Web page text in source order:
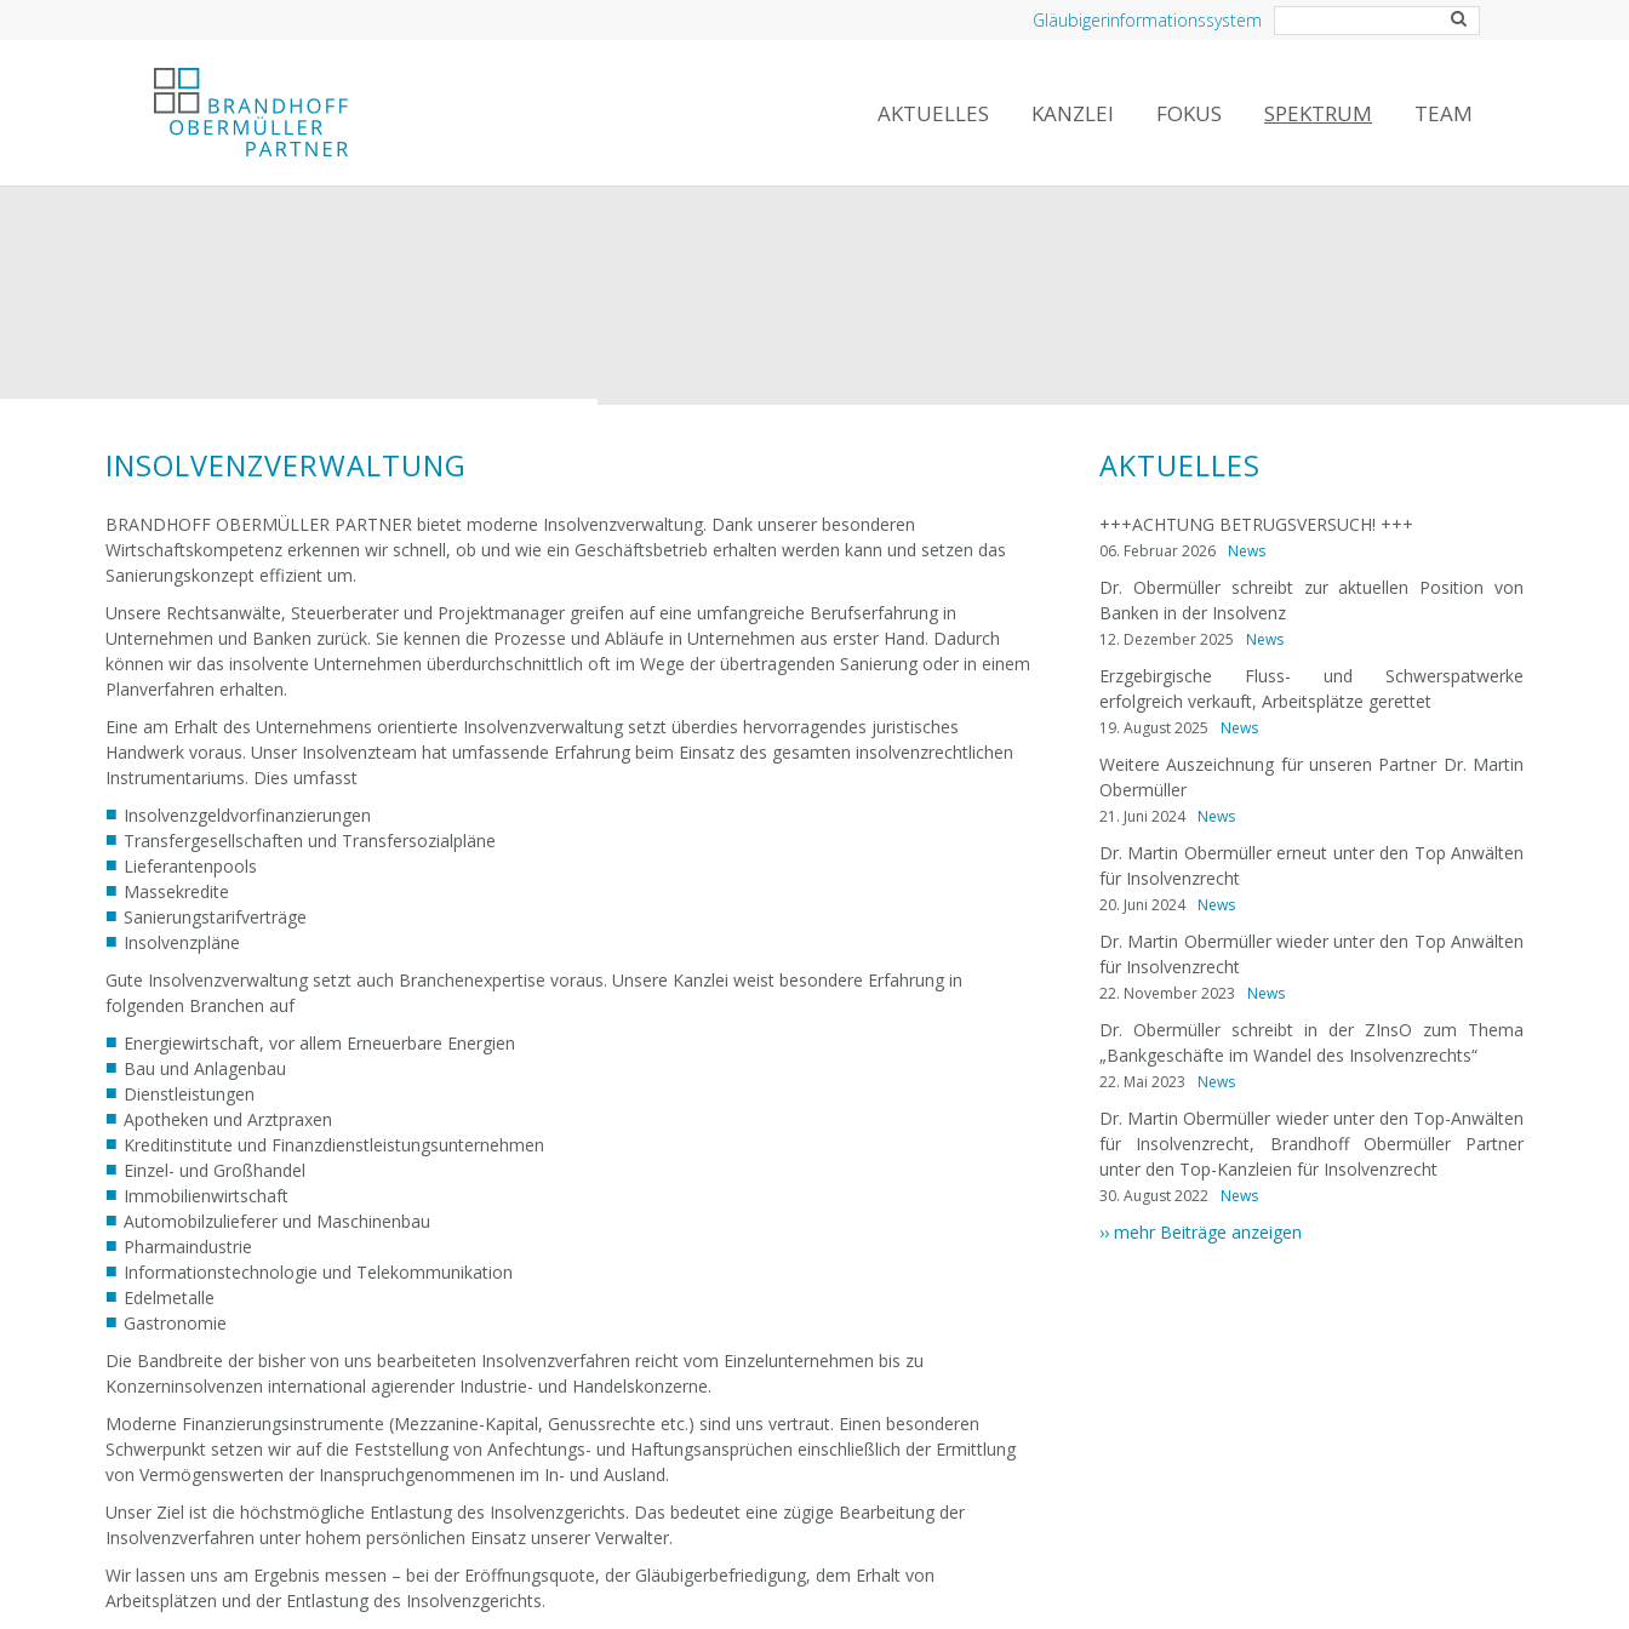
Gläubigerinformationssystem
AKTUELLES KANZLEI FOKUS SPEKTRUM TEAM
INSOLVENZVERWALTUNG
BRANDHOFF OBERMÜLLER PARTNER bietet moderne Insolvenzverwaltung. Dank unserer besonderen
Wirtschaftskompetenz erkennen wir schnell, ob und wie ein Geschäftsbetrieb erhalten werden kann und setzen das
Sanierungskonzept effizient um.
Unsere Rechtsanwälte, Steuerberater und Projektmanager greifen auf eine umfangreiche Berufserfahrung in
Unternehmen und Banken zurück. Sie kennen die Prozesse und Abläufe in Unternehmen aus erster Hand. Dadurch
können wir das insolvente Unternehmen überdurchschnittlich oft im Wege der übertragenden Sanierung oder in einem
Planverfahren erhalten.
Eine am Erhalt des Unternehmens orientierte Insolvenzverwaltung setzt überdies hervorragendes juristisches
Handwerk voraus. Unser Insolvenzteam hat umfassende Erfahrung beim Einsatz des gesamten insolvenzrechtlichen
Instrumentariums. Dies umfasst
Insolvenzgeldvorfinanzierungen
Transfergesellschaften und Transfersozialpläne
Lieferantenpools
Massekredite
Sanierungstarifverträge
Insolvenzpläne
Gute Insolvenzverwaltung setzt auch Branchenexpertise voraus. Unsere Kanzlei weist besondere Erfahrung in
folgenden Branchen auf
Energiewirtschaft, vor allem Erneuerbare Energien
Bau und Anlagenbau
Dienstleistungen
Apotheken und Arztpraxen
Kreditinstitute und Finanzdienstleistungsunternehmen
Einzel- und Großhandel
Immobilienwirtschaft
Automobilzulieferer und Maschinenbau
Pharmaindustrie
Informationstechnologie und Telekommunikation
Edelmetalle
Gastronomie
Die Bandbreite der bisher von uns bearbeiteten Insolvenzverfahren reicht vom Einzelunternehmen bis zu
Konzerninsolvenzen international agierender Industrie- und Handelskonzerne.
Moderne Finanzierungsinstrumente (Mezzanine-Kapital, Genussrechte etc.) sind uns vertraut. Einen besonderen
Schwerpunkt setzen wir auf die Feststellung von Anfechtungs- und Haftungsansprüchen einschließlich der Ermittlung
von Vermögenswerten der Inanspruchgenommenen im In- und Ausland.
Unser Ziel ist die höchstmögliche Entlastung des Insolvenzgerichts. Das bedeutet eine zügige Bearbeitung der
Insolvenzverfahren unter hohem persönlichen Einsatz unserer Verwalter.
Wir lassen uns am Ergebnis messen – bei der Eröffnungsquote, der Gläubigerbefriedigung, dem Erhalt von
Arbeitsplätzen und der Entlastung des Insolvenzgerichts.
AKTUELLES
+++ACHTUNG BETRUGSVERSUCH! +++
06. Februar 2026 News
Dr. Obermüller schreibt zur aktuellen Position von
Banken in der Insolvenz
12. Dezember 2025 News
Erzgebirgische Fluss- und Schwerspatwerke
erfolgreich verkauft, Arbeitsplätze gerettet
19. August 2025 News
Weitere Auszeichnung für unseren Partner Dr. Martin
Obermüller
21. Juni 2024 News
Dr. Martin Obermüller erneut unter den Top Anwälten
für Insolvenzrecht
20. Juni 2024 News
Dr. Martin Obermüller wieder unter den Top Anwälten
für Insolvenzrecht
22. November 2023 News
Dr. Obermüller schreibt in der ZInsO zum Thema
„Bankgeschäfte im Wandel des Insolvenzrechts“
22. Mai 2023 News
Dr. Martin Obermüller wieder unter den Top-Anwälten
für Insolvenzrecht, Brandhoff Obermüller Partner
unter den Top-Kanzleien für Insolvenzrecht
30. August 2022 News
›› mehr Beiträge anzeigen